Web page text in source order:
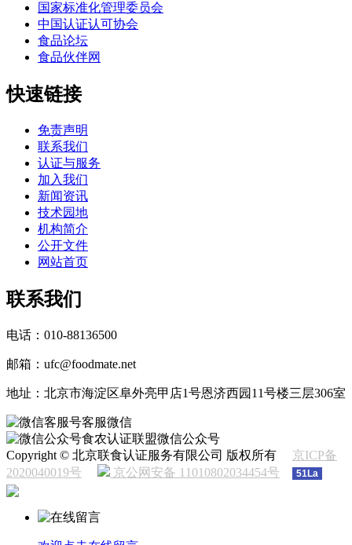
国家标准化管理委员会
中国认证认可协会
食品论坛
食品伙伴网
快速链接
免责声明
联系我们
认证与服务
加入我们
新闻资讯
技术园地
机构简介
公开文件
网站首页
联系我们
电话：010-88136500
邮箱：ufc@foodmate.net
地址：北京市海淀区阜外亮甲店1号恩济西园11号楼三层306室
客服微信
食农认证联盟微信公众号
Copyright © 北京联食认证服务有限公司 版权所有
京ICP备
2020040019号
京公网安备 11010802034454号 51La